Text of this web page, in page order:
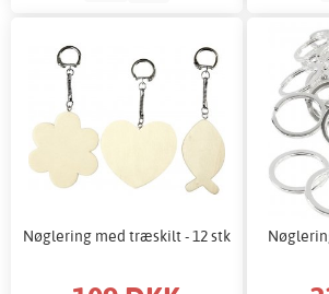
Nøglering med træskilt - 12 stk